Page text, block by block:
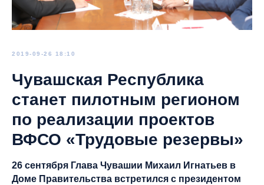
2019-09-26 18:10
Чувашская Республика
станет пилотным регионом
по реализации проектов
ВФСО «Трудовые резервы»
26 сентября Глава Чувашии Михаил Игнатьев в
Доме Правительства встретился c президентом